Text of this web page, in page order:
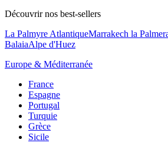
Découvrir nos best-sellers
La Palmyre AtlantiqueMarrakech la
BalaiaAlpe d'Huez
Europe & Méditerranée
France
Espagne
Portugal
Turquie
Grèce
Sicile